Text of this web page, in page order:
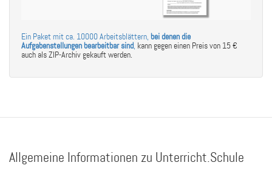
Ein Paket mit ca. 10000 Arbeitsblättern, bei denen die
Aufgabenstellungen bearbeitbar sind, kann gegen einen Preis von 15 €
auch als ZIP-Archiv gekauft werden.
Allgemeine Informationen zu Unterricht.Schule